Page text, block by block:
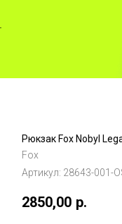
Рюкзак Fox Nobyl
Fox
Артикул: 28643-001-
2850,00 р.